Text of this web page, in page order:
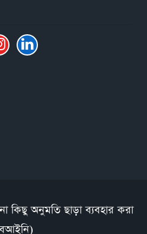
কিছু অনুমতি ছাড়া ব্যবহার করা